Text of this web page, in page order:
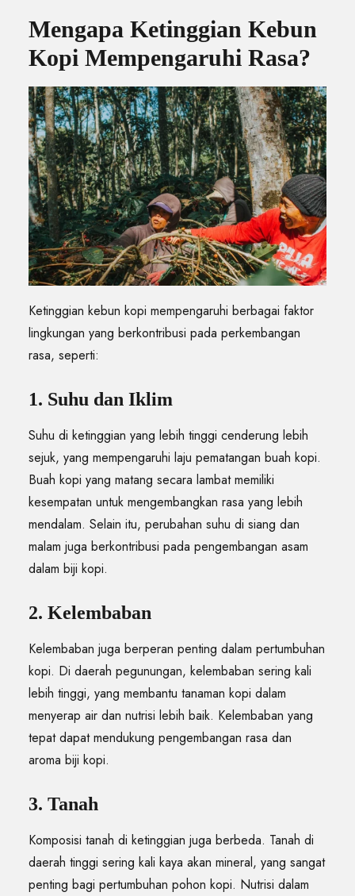
Mengapa Ketinggian Kebun
Kopi Mempengaruhi Rasa?
Ketinggian kebun kopi mempengaruhi berbagai faktor
lingkungan yang berkontribusi pada perkembangan
rasa, seperti:
1. Suhu dan Iklim
Suhu di ketinggian yang lebih tinggi cenderung lebih
sejuk, yang mempengaruhi laju pematangan buah kopi.
Buah kopi yang matang secara lambat memiliki
kesempatan untuk mengembangkan rasa yang lebih
mendalam. Selain itu, perubahan suhu di siang dan
malam juga berkontribusi pada pengembangan asam
dalam biji kopi.
2. Kelembaban
Kelembaban juga berperan penting dalam pertumbuhan
kopi. Di daerah pegunungan, kelembaban sering kali
lebih tinggi, yang membantu tanaman kopi dalam
menyerap air dan nutrisi lebih baik. Kelembaban yang
tepat dapat mendukung pengembangan rasa dan
aroma biji kopi.
3. Tanah
Komposisi tanah di ketinggian juga berbeda. Tanah di
daerah tinggi sering kali kaya akan mineral, yang sangat
penting bagi pertumbuhan pohon kopi. Nutrisi dalam